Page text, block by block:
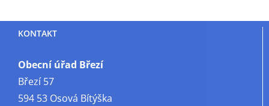
KONTAKT
Obecní úřad Březí
Březí 57
594 53 Osová Bítýška